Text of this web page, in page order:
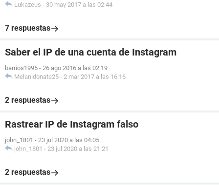
Lukazeus - 30 may 2017 a las 02:44
7 respuestas
Saber el IP de una cuenta de Instagram
barrios1995 - 26 ago 2016 a las 02:19
Melanidonate25 - 2 mar 2017 a las 16:16
2 respuestas
Rastrear IP de Instagram falso
john_1801 - 23 jul 2020 a las 04:05
john_1801 - 23 jul 2020 a las 21:21
2 respuestas